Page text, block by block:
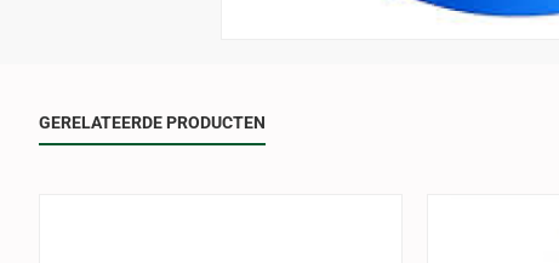
ALLEEN AFHALEN
GERELATEERDE PRODUCTEN